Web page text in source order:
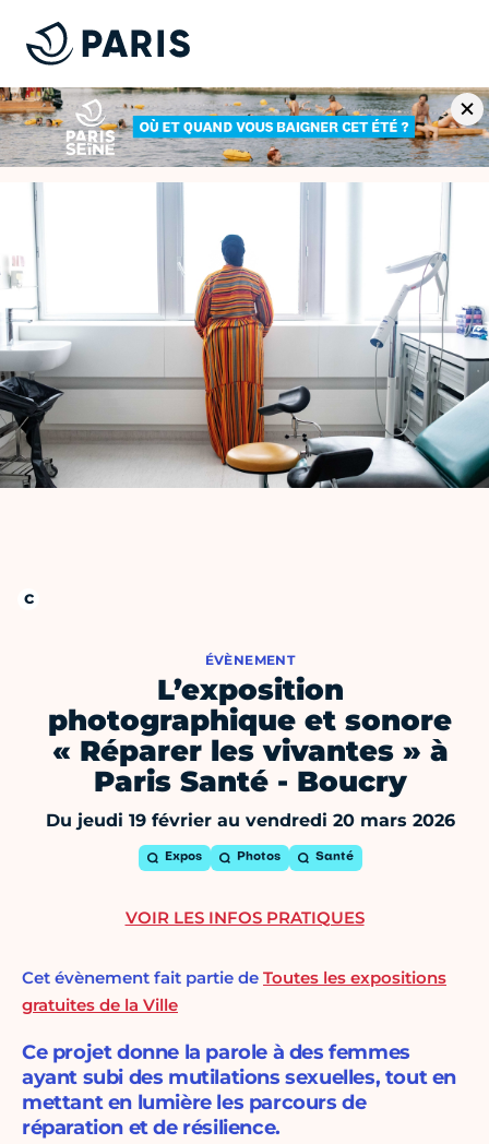
ÉVÈNEMENT
L’exposition
photographique et sonore
« Réparer les vivantes » à
Paris Santé - Boucry
Du jeudi 19 février au vendredi 20 mars 2026
Expos Photos Santé
Cet évènement fait partie de Toutes les expositions
gratuites de la Ville
Ce projet donne la parole à des femmes
ayant subi des mutilations sexuelles, tout en
mettant en lumière les parcours de
réparation et de résilience.
VOIR LES INFOS PRATIQUES